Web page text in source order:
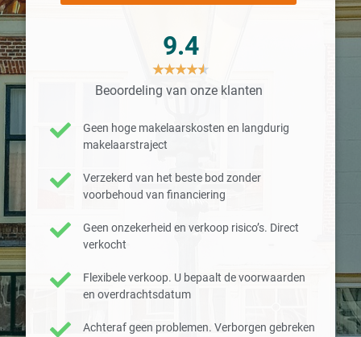
9.4
★★★★★
Beoordeling van onze klanten
Geen hoge makelaarskosten en langdurig
makelaarstraject
Verzekerd van het beste bod zonder
voorbehoud van financiering
Geen onzekerheid en verkoop risico’s. Direct
verkocht
Flexibele verkoop. U bepaalt de voorwaarden
en overdrachtsdatum
Achteraf geen problemen. Verborgen gebreken